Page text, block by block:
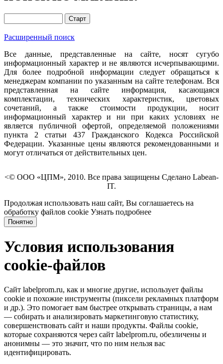
Расширенный поиск
Все данные, представленные на сайте, носят сугубо
информационный характер и не являются исчерпывающими.
Для более подробной информации следует обращаться к
менеджерам компании по указанным на сайте телефонам. Вся
представленная на сайте информация, касающаяся
комплектации, технических характеристик, цветовых
сочетаний, а также стоимости продукции, носит
информационный характер и ни при каких условиях не
является публичной офертой, определяемой положениями
пункта 2 статьи 437 Гражданского Кодекса Российской
Федерации. Указанные цены являются рекомендованными и
могут отличаться от действительных цен.
<© ООО «ЦПМ», 2010. Все права защищены Сделано Labean-
IT.
Продолжая использовать наш сайт, Вы соглашаетесь на
обработку файлов cookie Узнать подробнее
Понятно
Условия использования
cookie-файлов
Сайт labelprom.ru, как и многие другие, использует файлы
cookie и похожие инструменты (пиксели рекламных платформ
и др.). Это помогает вам быстрее открывать страницы, а нам
— собирать и анализировать маркетинговую статистику,
совершенствовать сайт и наши продукты. Файлы сookie,
которые сохраняются через сайт labelprom.ru, обезличены и
анонимны — это значит, что по ним нельзя вас
идентифицировать.